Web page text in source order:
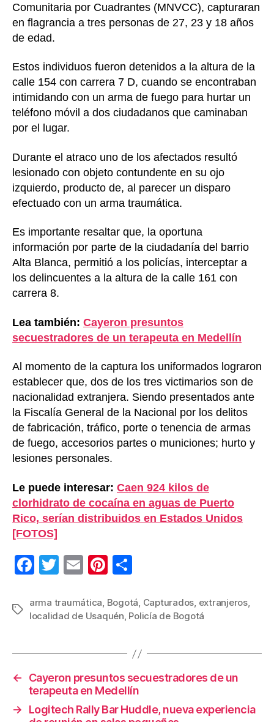
Comunitaria por Cuadrantes (MNVCC), capturaran
en flagrancia a tres personas de 27, 23 y 18 años
de edad.
Estos individuos fueron detenidos a la altura de la
calle 154 con carrera 7 D, cuando se encontraban
intimidando con un arma de fuego para hurtar un
teléfono móvil a dos ciudadanos que caminaban
por el lugar.
Durante el atraco uno de los afectados resultó
lesionado con objeto contundente en su ojo
izquierdo, producto de, al parecer un disparo
efectuado con un arma traumática.
Es importante resaltar que, la oportuna
información por parte de la ciudadanía del barrio
Alta Blanca, permitió a los policías, interceptar a
los delincuentes a la altura de la calle 161 con
carrera 8.
Lea también: Cayeron presuntos
secuestradores de un terapeuta en Medellín
Al momento de la captura los uniformados lograron
establecer que, dos de los tres victimarios son de
nacionalidad extranjera. Siendo presentados ante
la Fiscalía General de la Nacional por los delitos
de fabricación, tráfico, porte o tenencia de armas
de fuego, accesorios partes o municiones; hurto y
lesiones personales.
Le puede interesar: Caen 924 kilos de
clorhidrato de cocaína en aguas de Puerto
Rico, serían distribuidos en Estados Unidos
[FOTOS]
F
c
e
o
k
T
tt
er
E
ail
Pi
er
e
m
p
tir
Etiquetas
arma traumática, Bogotá, Capturados, extranjeros,
localidad de Usaquén, Policía de Bogotá
←
Cayeron presuntos secuestradores de un
terapeuta en Medellín
→
Logitech Rally Bar Huddle, nueva experiencia